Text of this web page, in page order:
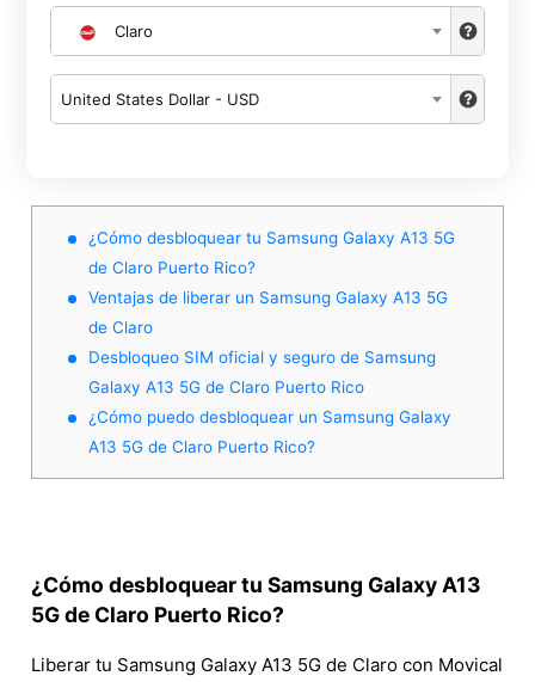
Claro
United States Dollar - USD
¿Cómo desbloquear tu Samsung Galaxy A13 5G
de Claro Puerto Rico?
Ventajas de liberar un Samsung Galaxy A13 5G
de Claro
Desbloqueo SIM oficial y seguro de Samsung
Galaxy A13 5G de Claro Puerto Rico
¿Cómo puedo desbloquear un Samsung Galaxy
A13 5G de Claro Puerto Rico?
¿Cómo desbloquear tu Samsung Galaxy A13
5G de Claro Puerto Rico?
Liberar tu Samsung Galaxy A13 5G de Claro con Movical